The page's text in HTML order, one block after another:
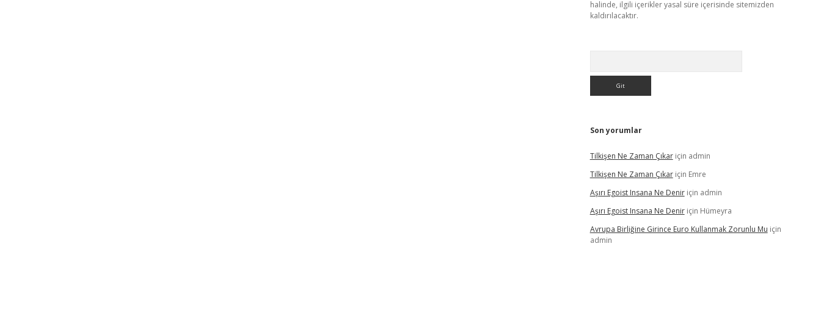
halinde, ilgili içerikler yasal süre içerisinde sitemizden
kaldırılacaktır.
Son yorumlar
Tilkişen Ne Zaman Çıkariçin admin
Tilkişen Ne Zaman Çıkariçin Emre
Aşırı Egoist Insana Ne Deniriçin admin
Aşırı Egoist Insana Ne Deniriçin Hümeyra
Avrupa Birliğine Girince Euro Kullanmak Zorunlu Mu için
admin